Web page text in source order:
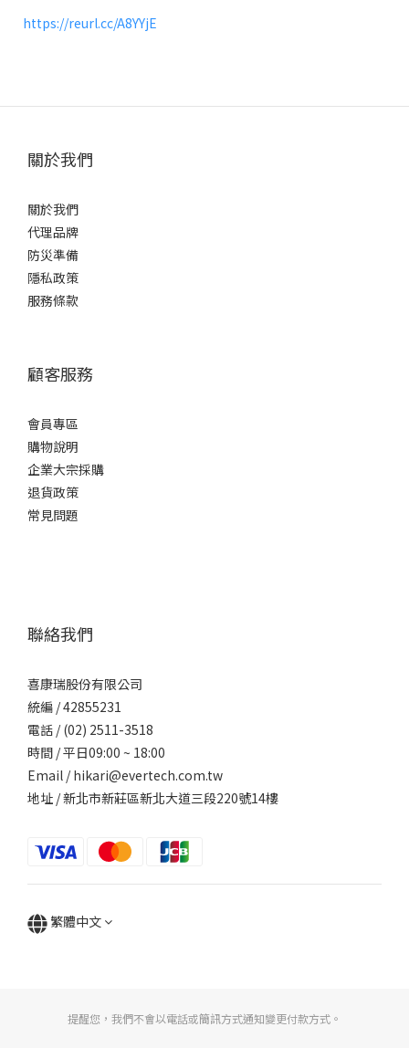
https://reurl.cc/A8YYjE
關於我們
關於我們
代理品牌
防災準備
隱私政策
服務條款
顧客服務
會員專區
購物說明
企業大宗採購
退貨政策
常見問題
聯絡我們
喜康瑞股份有限公司
統編 / 42855231
電話 / (02) 2511-3518
時間 / 平日09:00 ~ 18:00
Email / hikari@evertech.com.tw
地址 / 新北市新莊區新北大道三段220號14樓
繁體中文
提醒您，我們不會以電話或簡訊方式通知變更付款方式。